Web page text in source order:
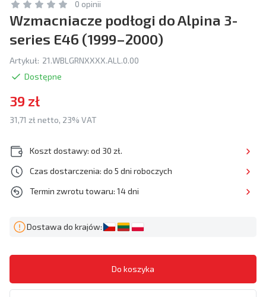
0 opinii
Wzmacniacze podłogi do Alpina 3-
series E46 (1999–2000)
Artykuł: 21.WBLGRNXXXX.ALL.0.00
Dostępne
39 zł
31,71 zł netto, 23% VAT
Koszt dostawy: od 30 zł.
Czas dostarczenia: do 5 dni roboczych
Termin zwrotu towaru: 14 dni
Dostawa do krajów: